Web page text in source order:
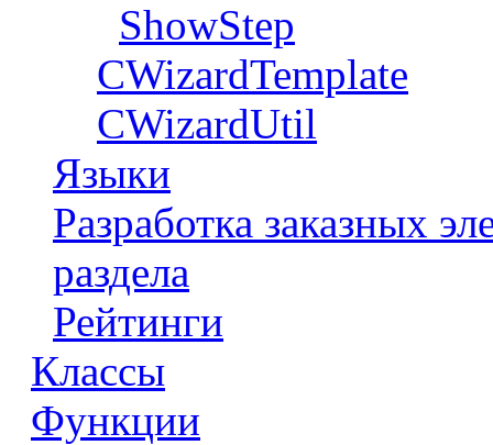
ShowStep
CWizardTemplate
CWizardUtil
Языки
Разработка заказных
раздела
Рейтинги
Классы
Функции